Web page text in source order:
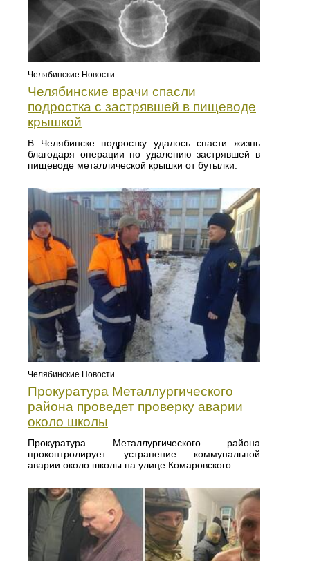
Челябинские Новости
Челябинские врачи спасли
подростка с застрявшей в пищеводе
крышкой
В Челябинске подростку удалось спасти жизнь
благодаря операции по удалению застрявшей в
пищеводе металлической крышки от бутылки.
Челябинские Новости
Прокуратура Металлургического
района проведет проверку аварии
около школы
Прокуратура Металлургического района
проконтролирует устранение коммунальной
аварии около школы на улице Комаровского.